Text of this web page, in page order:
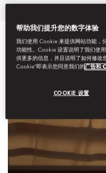
帮助我们提升您的数字体验
我们使用 Cookie 来提供网站功能，
功能性。Cookie 设置说明了我们使
供更多的信息，并且说明了如何修改
Cookie”即表示您同意我们的广告和
COOKIE 设置